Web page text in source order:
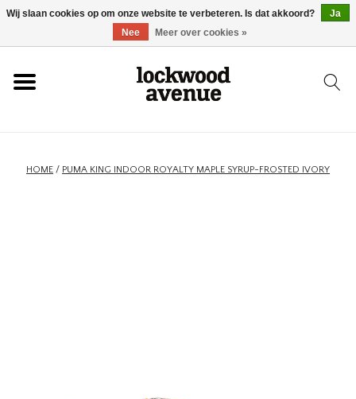
HOME
NIEUW
HOME / PUMA KING INDOOR ROYALTY MAPLE SYRUP-FROSTED IVORY
Wij slaan cookies op om onze website te verbeteren. Is dat akkoord?
Ja
Nee
Meer over cookies »